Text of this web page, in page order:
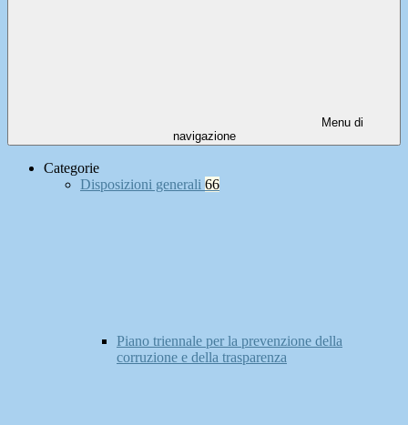
Menu di
navigazione
Categorie
Disposizioni generali 66
Piano triennale per la prevenzione della
corruzione e della trasparenza